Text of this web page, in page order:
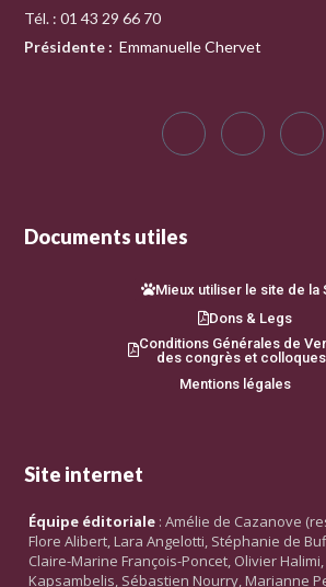
Tél. : 01 43 29 66 70
Présidente : Emmanuelle Chervet
Documents utiles
Mieux utiliser le site de la
Dons & Legs
Conditions Générales de
des congrès et colloques
Mentions légales
Site internet
Équipe éditoriale : Amélie de Cazanove
Flore Alibert, Lara Angelotti, Stéphanie de
Claire-Marine François-Poncet, Olivier
Kapsambelis, Sébastien Nourry, Marianne